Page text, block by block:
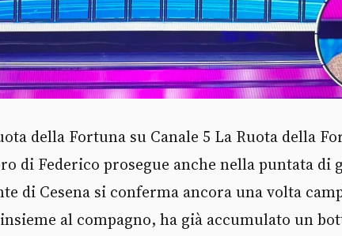
della Fortuna su Canale 5 La Ruota della
di Federico prosegue anche nella puntata di
di Cesena si conferma ancora una volta
al compagno, ha già accumulato un